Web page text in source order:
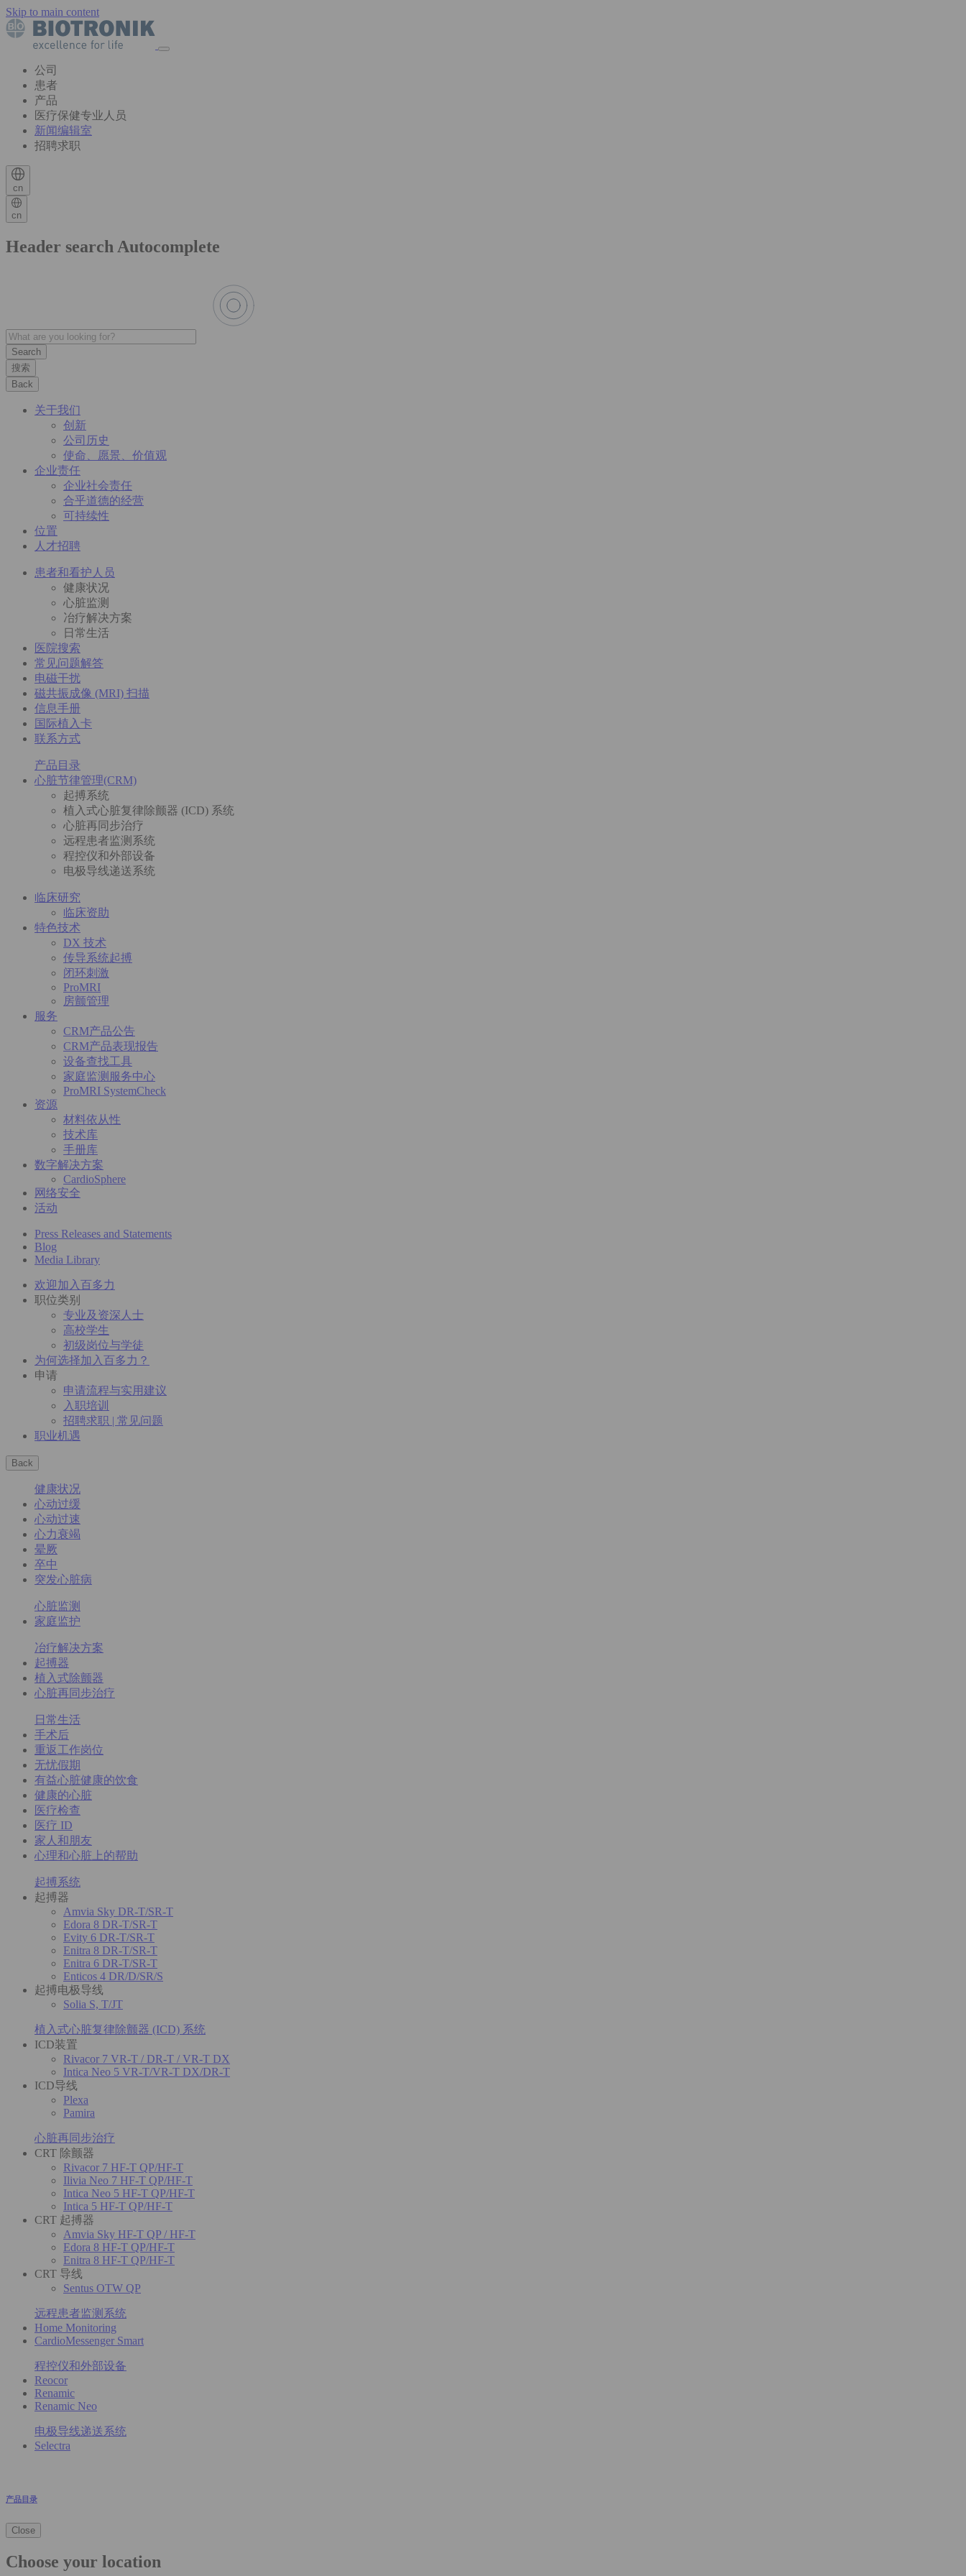
Skip to main content
公司
患者
产品
医疗保健专业人员
新闻编辑室
招聘求职
cn
cn
Header search Autocomplete
搜索
Back
关于我们
创新
公司历史
使命、愿景、价值观
企业责任
企业社会责任
合乎道德的经营
可持续性
位置
人才招聘
患者和看护人员
健康状况
心脏监测
冶疗解决方案
日常生活
医院搜索
常见问题解答
电磁干扰
磁共振成像 (MRI) 扫描
信息手册
国际植入卡
联系方式
产品目录
心脏节律管理(CRM)
起搏系统
植入式心脏复律除颤器 (ICD) 系统
心脏再同步治疗
远程患者监测系统
程控仪和外部设备
电极导线递送系统
临床研究
临床资助
特色技术
DX 技术
传导系统起搏
闭环刺激
ProMRI
房颤管理
服务
CRM产品公告
CRM产品表现报告
设备查找工具
家庭监测服务中心
ProMRI SystemCheck
资源
材料依从性
技术库
手册库
数字解决方案
CardioSphere
网络安全
活动
Press Releases and Statements
Blog
Media Library
欢迎加入百多力
职位类别
专业及资深人士
高校学生
初级岗位与学徒
为何选择加入百多力？
申请
申请流程与实用建议
入职培训
招聘求职 | 常见问题
职业机遇
Back
健康状况
心动过缓
心动过速
心力衰竭
晕厥
卒中
突发心脏病
心脏监测
家庭监护
冶疗解决方案
起搏器
植入式除颤器
心脏再同步治疗
日常生活
手术后
重返工作岗位
无忧假期
有益心脏健康的饮食
健康的心脏
医疗检查
医疗 ID
家人和朋友
心理和心脏上的帮助
起搏系统
起搏器
Amvia Sky DR-T/SR-T
Edora 8 DR-T/SR-T
Evity 6 DR-T/SR-T
Enitra 8 DR-T/SR-T
Enitra 6 DR-T/SR-T
Enticos 4 DR/D/SR/S
起搏电极导线
Solia S, T/JT
植入式心脏复律除颤器 (ICD) 系统
ICD装置
Rivacor 7 VR-T / DR-T / VR-T DX
Intica Neo 5 VR-T/VR-T DX/DR-T
ICD导线
Plexa
Pamira
心脏再同步治疗
CRT 除颤器
Rivacor 7 HF-T QP/HF-T
Ilivia Neo 7 HF-T QP/HF-T
Intica Neo 5 HF-T QP/HF-T
Intica 5 HF-T QP/HF-T
CRT 起搏器
Amvia Sky HF-T QP / HF-T
Edora 8 HF-T QP/HF-T
Enitra 8 HF-T QP/HF-T
CRT 导线
Sentus OTW QP
远程患者监测系统
Home Monitoring
CardioMessenger Smart
程控仪和外部设备
Reocor
Renamic
Renamic Neo
电极导线递送系统
Selectra
产品目录
Close
Choose your location